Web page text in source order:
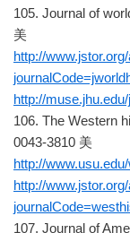
105. Journal of
美
http://
http://
106. The Western
0043-3810 美
http://
http://
107. Journal of